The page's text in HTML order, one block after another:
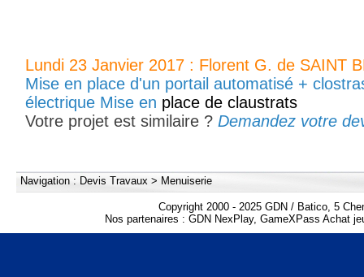
Lundi 23 Janvier 2017 : Florent G. de SAINT
Mise en place d'un portail automatisé +
électrique Mise en place de claustrats
Votre projet est similaire ? Demandez votre
Navigation : Devis Travaux > Menuiserie
Copyright 2000 - 2025 GDN / Batico, 5
Nos partenaires : GDN NexPlay, GameXPass Achat